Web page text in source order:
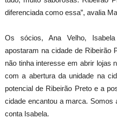
diferenciada como essa”, avalia
Os sócios, Ana Velho,
apostaram na cidade de Ribeirão
não tinha interesse em abrir lojas
com a abertura da unidade na
potencial de Ribeirão Preto e a
cidade encantou a marca. Somos
conta Isabela.